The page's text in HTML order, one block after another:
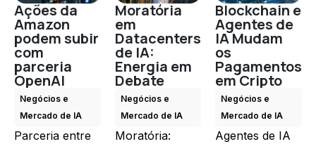
Ações da
Amazon
podem subir
com
parceria
OpenAI
Negócios e
Mercado de IA
Parceria entre
Moratória
em
Datacenters
de IA:
Energia em
Debate
Negócios e
Mercado de IA
Moratória:
Blockchain e
Agentes de
IA Mudam
os
Pagamentos
em Cripto
Negócios e
Mercado de IA
Agentes de IA